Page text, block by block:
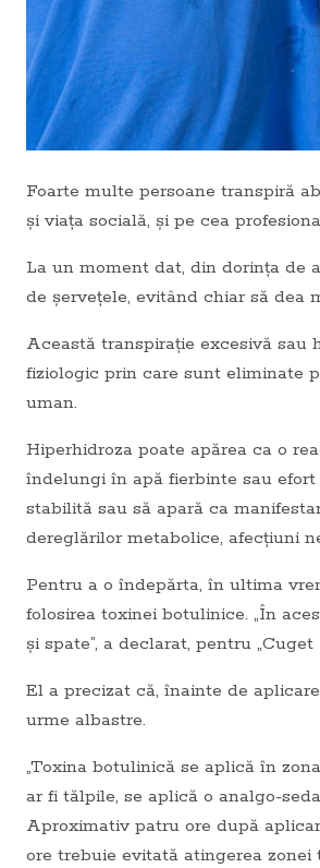
Foarte multe persoane transpiră
şi viața socială, și pe cea
La un moment dat, din dorința de
de șervețele, evitând chiar să dea
Această transpirație excesivă
fiziologic prin care sunt eliminate
uman.
Hiperhidroza poate apărea ca o
îndelungi în apă fierbinte sau
stabilită sau să apară ca
dereglărilor metabolice, afecțiuni
Pentru a o îndepărta, în ultima
folosirea toxinei botulinice. „În
și spate”, a declarat, pentru
El a precizat că, înainte de
urme albastre.
„Toxina botulinică se aplică în
ar fi tălpile, se aplică o analgo-
Aproximativ patru ore după
ore trebuie evitată atingerea zonei